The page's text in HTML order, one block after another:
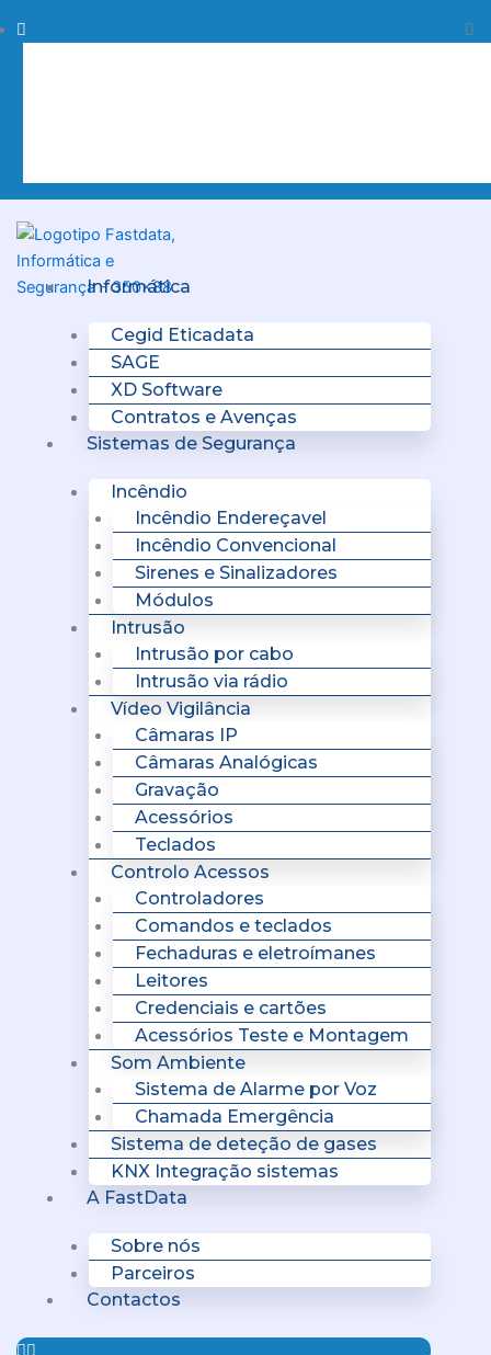
to
Procurar
Informática
Cegid Eticadata
SAGE
XD Software
Contratos e Avenças
Sistemas de Segurança
Incêndio
Incêndio Endereçavel
Incêndio Convencional
Sirenes e Sinalizadores
Módulos
Intrusão
Intrusão por cabo
Intrusão via rádio
Vídeo Vigilância
Câmaras IP
Câmaras Analógicas
Gravação
Acessórios
Teclados
Controlo Acessos
Controladores
Comandos e teclados
Fechaduras e eletroímanes
Leitores
Credenciais e cartões
Acessórios Teste e Montagem
Som Ambiente
Sistema de Alarme por Voz
Chamada Emergência
Sistema de deteção de gases
KNX Integração sistemas
A FastData
Sobre nós
Parceiros
Contactos
Menu